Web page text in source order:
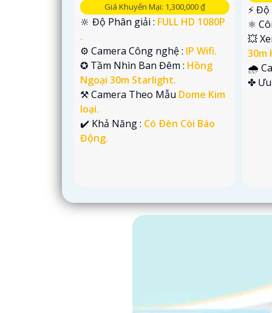
Giá Khuyến Mại: 1,300,000 ₫
🔆 Độ Phân giải : FULL HD 1080P
.
⚙ Camera Công nghệ : IP Wifi.
✪ Tầm Nhìn Ban Đêm : Hồng
Ngoại 30m Starlight.
⚒ Camera Theo Mẫu Dome Kim
loại.
️✔️ Khả Năng : Có Ðèn Còi Báo
Động.
️⚡
⚛️
💥
30m
🌧️
️✤